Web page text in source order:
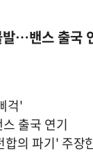
…밴스 출국
걱'
출국 연기
의 파기' 주장